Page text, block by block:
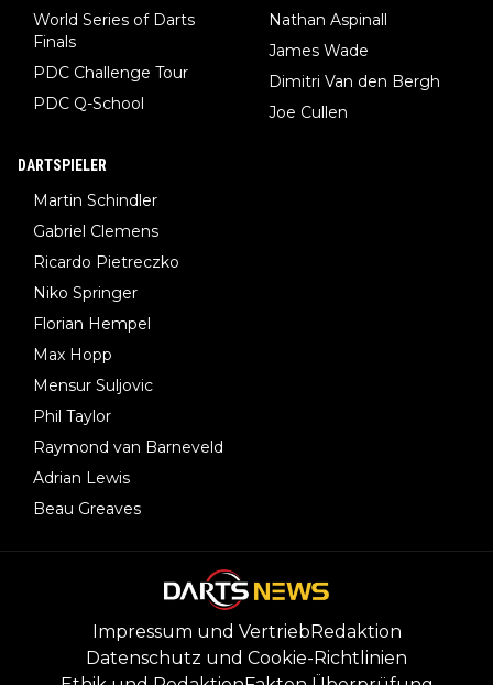
World Series of Darts
Finals
PDC Challenge Tour
PDC Q-School
Nathan Aspinall
James Wade
Dimitri Van den Bergh
Joe Cullen
DARTSPIELER
Martin Schindler
Gabriel Clemens
Ricardo Pietreczko
Niko Springer
Florian Hempel
Max Hopp
Mensur Suljovic
Phil Taylor
Raymond van Barneveld
Adrian Lewis
Beau Greaves
Impressum und Vertrieb Redaktion
Datenschutz und Cookie-Richtlinien